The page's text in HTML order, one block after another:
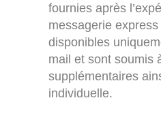
fournies après
messagerie
disponibles
mail et sont soumis
supplémentaires
individuelle.